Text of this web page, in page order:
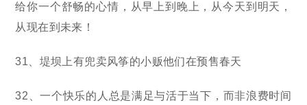
给你一个舒畅的心情，从早上到晚上，从今天到明天，
从现在到未来！
31、堤坝上有兜卖风筝的小贩他们在预售春天
32、一个快乐的人总是满足与活于当下，而非浪费时间